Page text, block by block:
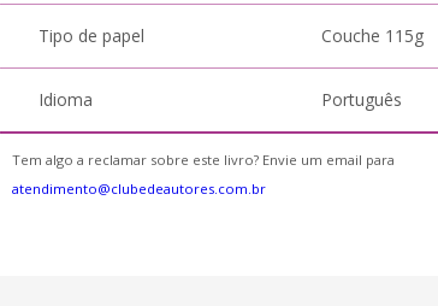
Tipo de papel Couche 115g
Idioma Português
Tem algo a reclamar sobre este livro? Envie um email para
atendimento@clubedeautores.com.br